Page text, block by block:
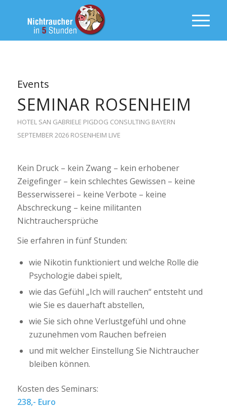
Events
SEMINAR ROSENHEIM
HOTEL SAN GABRIELE PIGDOG CONSULTING BAYERN
SEPTEMBER 2026 ROSENHEIM LIVE
Kein Druck – kein Zwang – kein erhobener
Zeigefinger – kein schlechtes Gewissen – keine
Besserwisserei – keine Verbote – keine
Abschreckung – keine militanten
Nichtrauchersprüche
Sie erfahren in fünf Stunden:
wie Nikotin funktioniert und welche Rolle die
Psychologie dabei spielt,
wie das Gefühl „Ich will rauchen“ entsteht und
wie Sie es dauerhaft abstellen,
wie Sie sich ohne Verlustgefühl und ohne
zuzunehmen vom Rauchen befreien
und mit welcher Einstellung Sie Nichtraucher
bleiben können.
Kosten des Seminars:
238,- Euro